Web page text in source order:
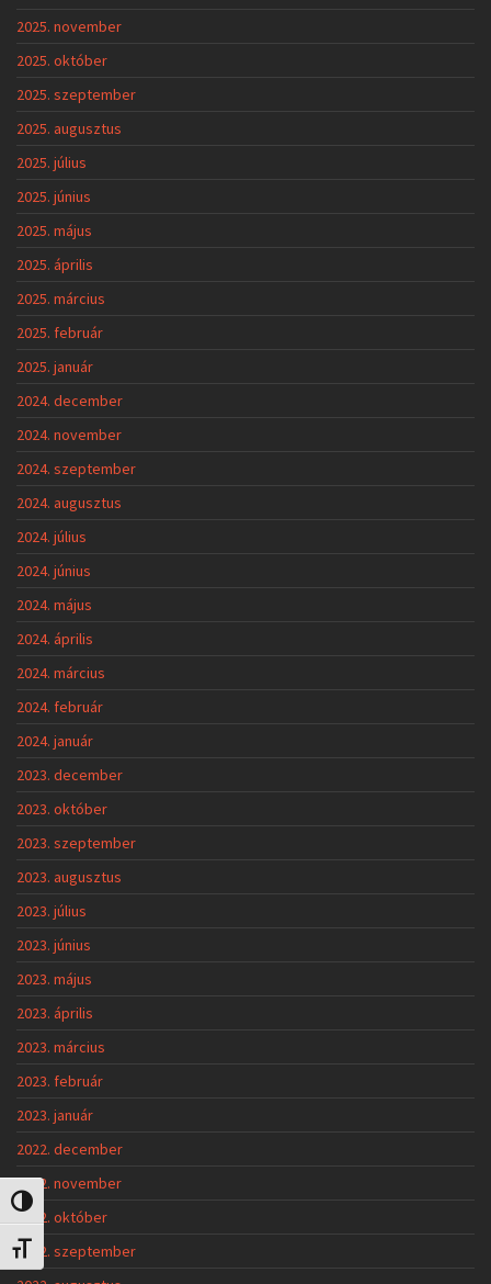
Nagy kontraszt váltása
Betűméret váltása
2025. november
2025. október
2025. szeptember
2025. augusztus
2025. július
2025. június
2025. május
2025. április
2025. március
2025. február
2025. január
2024. december
2024. november
2024. szeptember
2024. augusztus
2024. július
2024. június
2024. május
2024. április
2024. március
2024. február
2024. január
2023. december
2023. október
2023. szeptember
2023. augusztus
2023. július
2023. június
2023. május
2023. április
2023. március
2023. február
2023. január
2022. december
2022. november
2022. október
2022. szeptember